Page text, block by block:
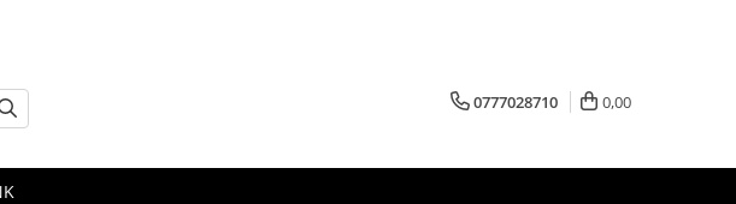
0777028710 0,00